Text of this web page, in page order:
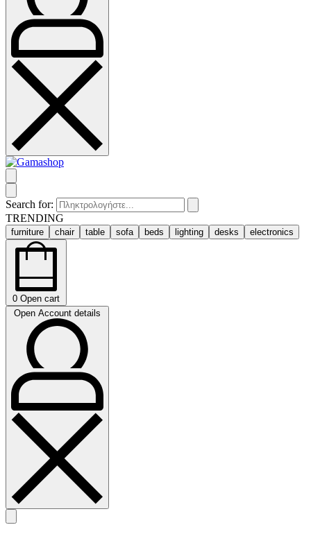
Search for:
TRENDING
furniture chair table sofa beds lighting desks electronics
0 Open cart
Open Account details